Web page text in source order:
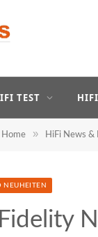
TEST
Home » HiFi News &
NEUHEITEN